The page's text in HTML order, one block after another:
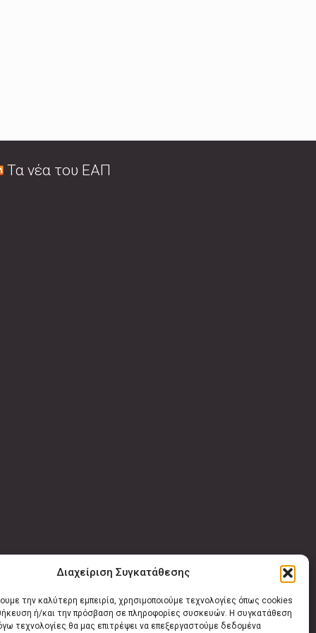
Διαχείριση Συγκατάθεσης
την καλύτερη εμπειρία, χρησιμοποιούμε τεχνολογίες όπως cookies
ή/και την πρόσβαση σε πληροφορίες συσκευών. Η συγκατάθεση
τεχνολογίες θα μας επιτρέψει να επεξεργαστούμε δεδομένα
Τα νέα του ΕΑΠ